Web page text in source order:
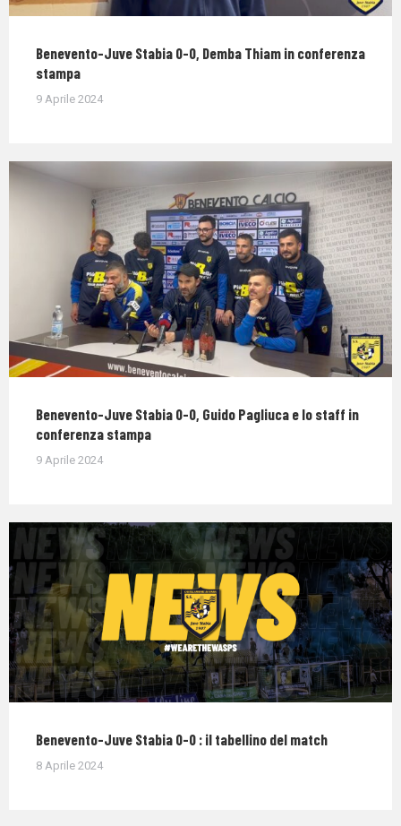
Benevento-Juve Stabia 0-0, Demba Thiam in conferenza
stampa
9 Aprile 2024
Benevento-Juve Stabia 0-0, Guido Pagliuca e lo staff in
conferenza stampa
9 Aprile 2024
Benevento-Juve Stabia 0-0 : il tabellino del match
8 Aprile 2024